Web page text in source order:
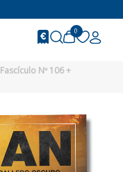
0
Fascículo Nº 106 +